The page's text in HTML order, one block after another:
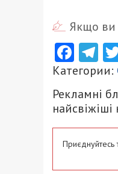
Якщо ви
Категории:
Рекламні
Приєднуйтесь